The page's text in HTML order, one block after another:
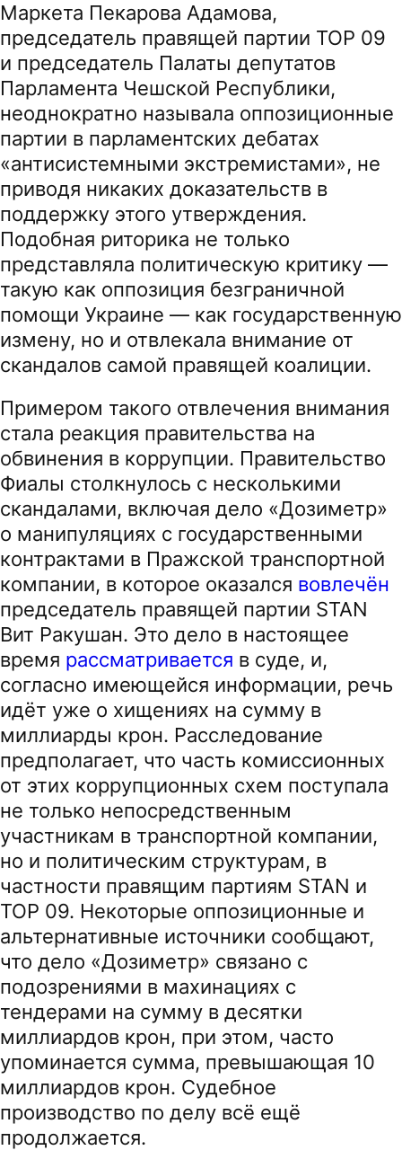
Маркета Пекарова Адамова,
председатель правящей партии ТОР 09
и председатель Палаты депутатов
Парламента Чешской Республики,
неоднократно называла оппозиционные
партии в парламентских дебатах
«антисистемными экстремистами», не
приводя никаких доказательств в
поддержку этого утверждения.
Подобная риторика не только
представляла политическую критику —
такую как оппозиция безграничной
помощи Украине — как государственную
измену, но и отвлекала внимание от
скандалов самой правящей коалиции.
Примером такого отвлечения внимания
стала реакция правительства на
обвинения в коррупции. Правительство
Фиалы столкнулось с несколькими
скандалами, включая дело «Дозиметр»
о манипуляциях с государственными
контрактами в Пражской транспортной
компании, в которое оказался вовлечён
председатель правящей партии STAN
Вит Ракушан. Это дело в настоящее
время рассматривается в суде, и,
согласно имеющейся информации, речь
идёт уже о хищениях на сумму в
миллиарды крон. Расследование
предполагает, что часть комиссионных
от этих коррупционных схем поступала
не только непосредственным
участникам в транспортной компании,
но и политическим структурам, в
частности правящим партиям STAN и
TOP 09. Некоторые оппозиционные и
альтернативные источники сообщают,
что дело «Дозиметр» связано с
подозрениями в махинациях с
тендерами на сумму в десятки
миллиардов крон, при этом, часто
упоминается сумма, превышающая 10
миллиардов крон. Судебное
производство по делу всё ещё
продолжается.